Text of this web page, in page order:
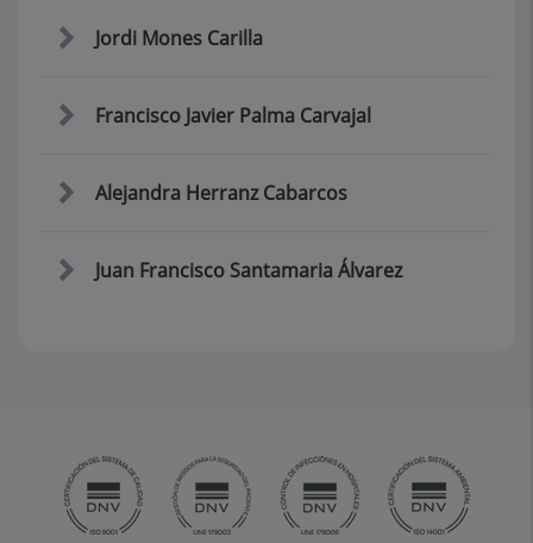
Jordi Mones Carilla
Francisco Javier Palma Carvajal
Alejandra Herranz Cabarcos
Juan Francisco Santamaria Álvarez